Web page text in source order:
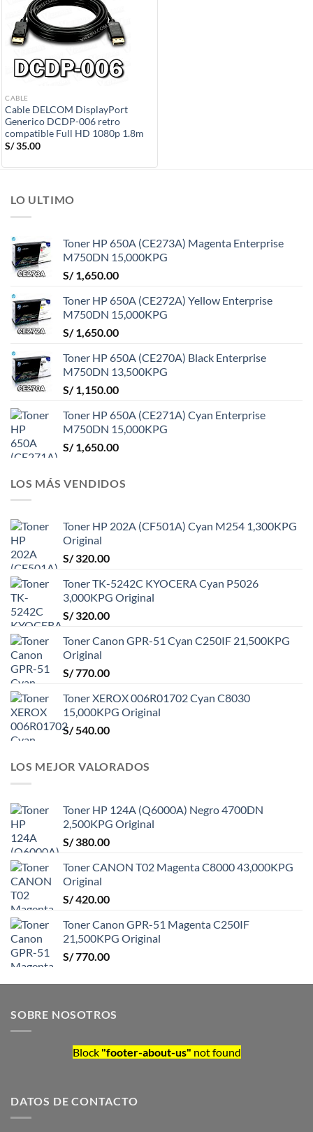
CABLE
Cable DELCOM DisplayPort
Generico DCDP-006 retro
compatible Full HD 1080p 1.8m
S/35.00
LO ULTIMO
Toner HP 650A (CE273A) Magenta Enterprise
M750DN 15,000KPG
S/1,650.00
Toner HP 650A (CE272A) Yellow Enterprise
M750DN 15,000KPG
S/1,650.00
Toner HP 650A (CE270A) Black Enterprise
M750DN 13,500KPG
S/1,150.00
Toner HP 650A (CE271A) Cyan Enterprise
M750DN 15,000KPG
S/1,650.00
LOS MÁS VENDIDOS
Toner HP 202A (CF501A) Cyan M254 1,300KPG
Original
S/320.00
Toner TK-5242C KYOCERA Cyan P5026
3,000KPG Original
S/320.00
Toner Canon GPR-51 Cyan C250IF 21,500KPG
Original
S/770.00
Toner XEROX 006R01702 Cyan C8030
15,000KPG Original
S/540.00
LOS MEJOR VALORADOS
Toner HP 124A (Q6000A) Negro 4700DN
2,500KPG Original
S/380.00
Toner CANON T02 Magenta C8000 43,000KPG
Original
S/420.00
Toner Canon GPR-51 Magenta C250IF
21,500KPG Original
S/770.00
SOBRE NOSOTROS
Block "footer-about-us" not found
DATOS DE CONTACTO